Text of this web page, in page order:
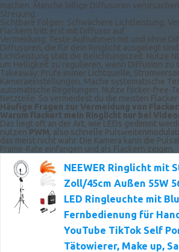
machen. Manche billige Diffusoren
Streuung.
Sichtbare Folgen: Schwächere Lichtleistung.
Flackern tritt erst mit Diffusor auf.
Vermeidung: Teste Aufnahmen mit und ohne
Diffusoren, die für dein Ringlicht ausgelegt
Lichtleistung statt die Belichtungszeit. Nutze
um Helligkeit zu regulieren, wenn Diffusion zu
Takeaway: Prüfe immer Lichtquelle,
Kameraeinstellungen. Mache systematische
automatische Regelungen. Nutze flicker-free-
Netzteile. So vermeidest du die meisten
Häufige Fragen zur Vermeidung von
Warum flackert mein Ringlicht nur bei
Das liegt oft an der Art, wie LEDs gedimmt
nutzen PWM, also schnelle
das meist nicht wahr. Die Kamera kann die
Frame-Rate einfangen und als Flackern zeigen.
NEEWER Ringlicht mit
Zoll/45cm Außen 55W
LED Ringleuchte mit
Fernbedienung für
YouTube TikTok Self
Tätowierer, Make up,